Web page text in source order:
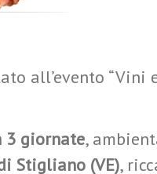
all’evento “Vini
3 giornate,
Stigliano (VE),